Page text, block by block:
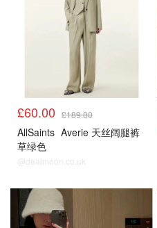
£60.00 £189.00
AllSaints Averie 天丝阔腿裤
草绿色
@dealmoon.co.uk